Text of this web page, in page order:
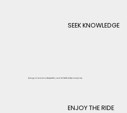
SEEK KNOWLEDGE
Įrangos nuomos ekspertai, nuolat ieškantys naujovių.
ENJOY THE RIDE